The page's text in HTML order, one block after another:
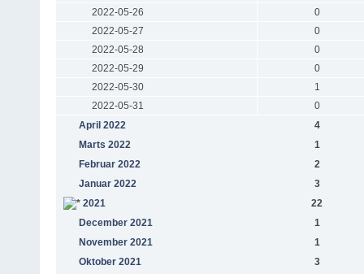
2022-05-26
0
2022-05-27
0
2022-05-28
0
2022-05-29
0
2022-05-30
1
2022-05-31
0
April 2022
4
Marts 2022
1
Februar 2022
2
Januar 2022
3
2021
22
December 2021
1
November 2021
1
Oktober 2021
3